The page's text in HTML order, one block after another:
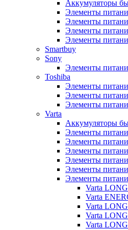
Аккумуляторы
Элементы
Элементы
Элементы
Элементы
Smartbuy
Sony
Элементы
Toshiba
Элементы
Элементы
Элементы
Varta
Аккумуляторы
Элементы
Элементы
Элементы
Элементы
Элементы
Элементы
Varta
Varta
Varta
Varta
Varta